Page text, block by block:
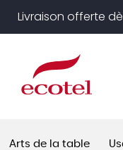
Livraison offerte
Arts de la table
Panneau de gestion